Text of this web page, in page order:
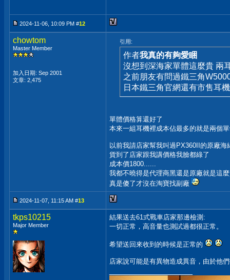
2024-11-06, 10:09 PM #12
chowtom
Master Member
加入日期: Sep 2001
文章: 2,475
引用:
作者我真的有夠愛睏
沒想到深海家單體這麼貴 兩
之前朋友有問過鐵三角
日本鐵三角官網還有市售耳
單體價格算還好了
本來一組耳機裡成本佔最多的就是兩個
以前我請店家幫我叫過PX360II的原廠海
貨到了店家跟我講價格我臉都綠了
成本價1800......
我都不曉得是代理商黑還是原廠就是這
真是傻了才沒在淘寶找副廠
2024-11-07, 11:15 AM #13
tkps10215
Major Member
結果送去61式戰車店家那邊檢測:
一切正常，高音量也測試過都很正常。
希望送回來收到的時候是正常的
店家說可能是有異物造成異音，由於他